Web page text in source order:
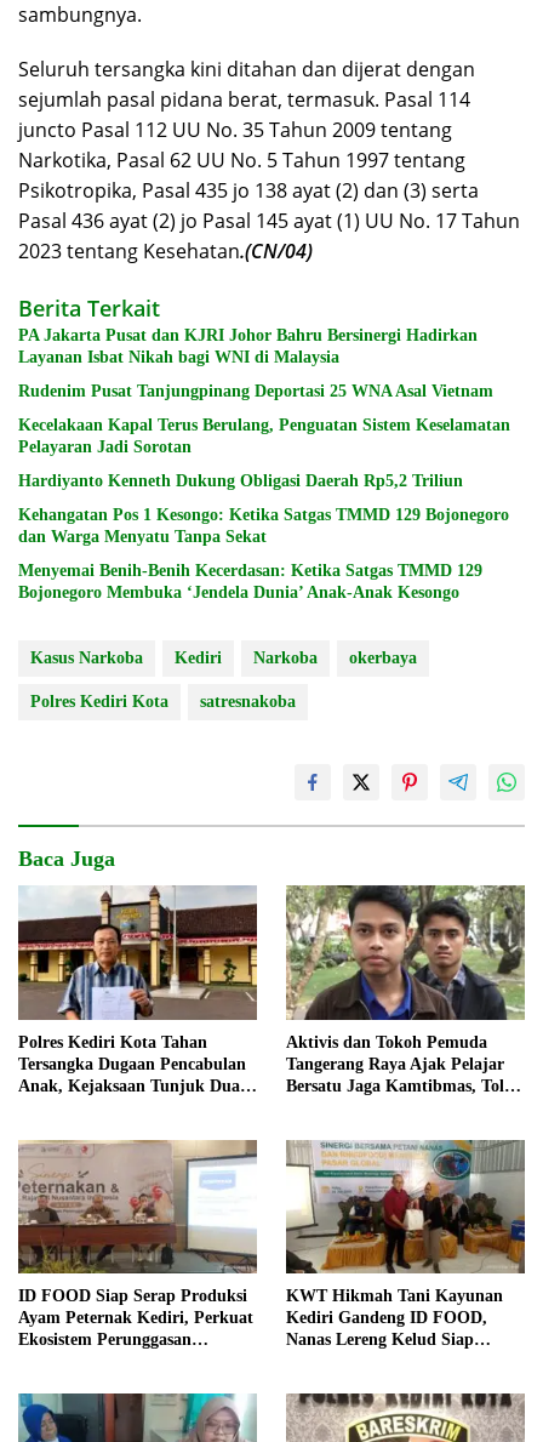
sambungnya.
Seluruh tersangka kini ditahan dan dijerat dengan
sejumlah pasal pidana berat, termasuk. Pasal 114
juncto Pasal 112 UU No. 35 Tahun 2009 tentang
Narkotika, Pasal 62 UU No. 5 Tahun 1997 tentang
Psikotropika, Pasal 435 jo 138 ayat (2) dan (3) serta
Pasal 436 ayat (2) jo Pasal 145 ayat (1) UU No. 17 Tahun
2023 tentang Kesehatan.(CN/04)
Berita Terkait
PA Jakarta Pusat dan KJRI Johor Bahru Bersinergi Hadirkan
Layanan Isbat Nikah bagi WNI di Malaysia
Rudenim Pusat Tanjungpinang Deportasi 25 WNA Asal Vietnam
Kecelakaan Kapal Terus Berulang, Penguatan Sistem Keselamatan
Pelayaran Jadi Sorotan
Hardiyanto Kenneth Dukung Obligasi Daerah Rp5,2 Triliun
Kehangatan Pos 1 Kesongo: Ketika Satgas TMMD 129 Bojonegoro
dan Warga Menyatu Tanpa Sekat
Menyemai Benih-Benih Kecerdasan: Ketika Satgas TMMD 129
Bojonegoro Membuka ‘Jendela Dunia’ Anak-Anak Kesongo
Kasus Narkoba Kediri Narkoba okerbaya
Polres Kediri Kota satresnakoba
Baca Juga
Polres Kediri Kota Tahan
Tersangka Dugaan Pencabulan
Anak, Kejaksaan Tunjuk Dua
Aktivis dan Tokoh Pemuda
Tangerang Raya Ajak Pelajar
Bersatu Jaga Kamtibmas, Tolak
ID FOOD Siap Serap Produksi
Ayam Peternak Kediri, Perkuat
Ekosistem Perunggasan
KWT Hikmah Tani Kayunan
Kediri Gandeng ID FOOD,
Nanas Lereng Kelud Siap